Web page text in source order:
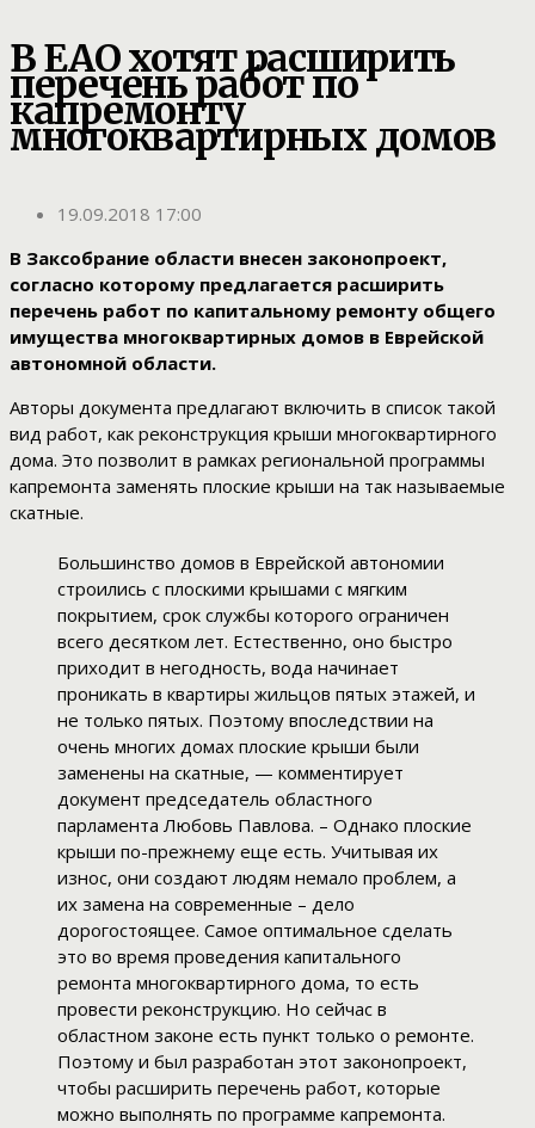
В ЕАО хотят расширить
перечень работ по
капремонту
многоквартирных домов
19.09.2018 17:00
В Заксобрание области внесен законопроект,
согласно которому предлагается расширить
перечень работ по капитальному ремонту общего
имущества многоквартирных домов в Еврейской
автономной области.
Авторы документа предлагают включить в список такой
вид работ, как реконструкция крыши многоквартирного
дома. Это позволит в рамках региональной программы
капремонта заменять плоские крыши на так называемые
скатные.
Большинство домов в Еврейской автономии
строились с плоскими крышами с мягким
покрытием, срок службы которого ограничен
всего десятком лет. Естественно, оно быстро
приходит в негодность, вода начинает
проникать в квартиры жильцов пятых этажей, и
не только пятых. Поэтому впоследствии на
очень многих домах плоские крыши были
заменены на скатные, — комментирует
документ председатель областного
парламента Любовь Павлова. – Однако плоские
крыши по-прежнему еще есть. Учитывая их
износ, они создают людям немало проблем, а
их замена на современные – дело
дорогостоящее. Самое оптимальное сделать
это во время проведения капитального
ремонта многоквартирного дома, то есть
провести реконструкцию. Но сейчас в
областном законе есть пункт только о ремонте.
Поэтому и был разработан этот законопроект,
чтобы расширить перечень работ, которые
можно выполнять по программе капремонта.